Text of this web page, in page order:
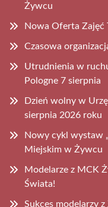
Żywcu
Nowa Oferta Zajęć
Czasowa
Utrudnienia w
Pologne 7 sierpnia
Dzień wolny w
sierpnia 2026 roku
Nowy cykl wystaw
Miejskim w Żywcu
Modelarze z MCK
Świata!
Sukces modelarzy